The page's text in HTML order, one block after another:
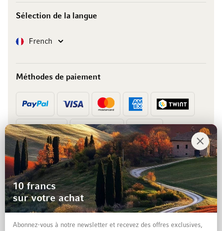
Sélection de la langue
LangueFrench
Méthodes de paiement
Prépaiement Facture
10 francs
sur votre achat
Abonnez-vous à notre newsletter et recevez des offres exclusives,